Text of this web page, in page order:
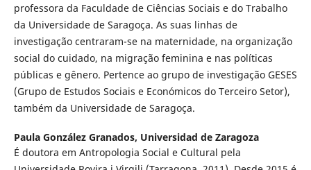
professora da Faculdade de Ciências Sociais e do Trabalho
da Universidade de Saragoça. As suas linhas de
investigação centraram-se na maternidade, na organização
social do cuidado, na migração feminina e nas políticas
públicas e gênero. Pertence ao grupo de investigação GESES
(Grupo de Estudos Sociais e Económicos do Terceiro Setor),
também da Universidade de Saragoça.
Paula González Granados, Universidad de Zaragoza
É doutora em Antropologia Social e Cultural pela